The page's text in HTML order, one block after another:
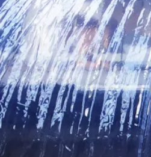
Coproduction MC93 — Maison
Denis.
L'association Arsène est
Grand-Est.